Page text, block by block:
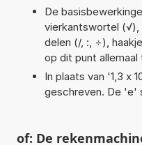
De
vierkantswortel
delen (/, :, ÷),
op dit punt
In plaats van '1,3 x
geschreven. De 'e'
of: De